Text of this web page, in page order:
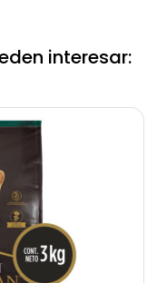
interesar: